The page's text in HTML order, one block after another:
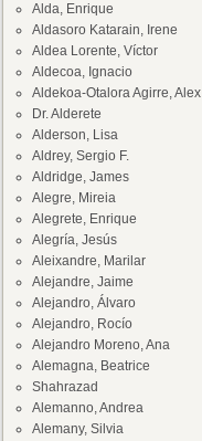
Alda, Enrique
Aldasoro Katarain, Irene
Aldea Lorente, Víctor
Aldecoa, Ignacio
Aldekoa-Otalora Agirre, Alex
Dr. Alderete
Alderson, Lisa
Aldrey, Sergio F.
Aldridge, James
Alegre, Mireia
Alegrete, Enrique
Alegría, Jesús
Aleixandre, Marilar
Alejandre, Jaime
Alejandro, Álvaro
Alejandro, Rocío
Alejandro Moreno, Ana
Alemagna, Beatrice
Shahrazad
Alemanno, Andrea
Alemany, Silvia